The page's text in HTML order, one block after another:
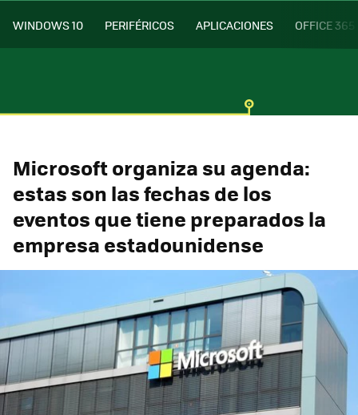
WINDOWS 10 PERIFÉRICOS APLICACIONES OFFICE 365
Microsoft organiza su agenda:
estas son las fechas de los
eventos que tiene preparados la
empresa estadounidense